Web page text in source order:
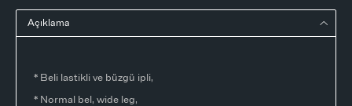
Açıklama
* Beli lastikli ve büzgü ipli,
* Normal bel, wide leg,